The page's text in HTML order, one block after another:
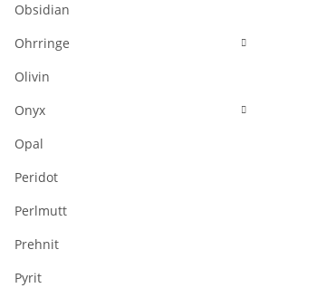
Obsidian
Ohrringe
Olivin
Onyx
Opal
Peridot
Perlmutt
Prehnit
Pyrit